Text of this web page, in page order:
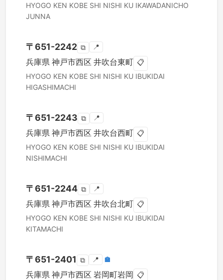
HYOGO KEN KOBE SHI NISHI KU IKAWADANICHO
JUNNA
〒651-2242 ⧉ 📍
兵庫県 神戸市西区 井吹台東町 📋
HYOGO KEN KOBE SHI NISHI KU IBUKIDAI
HIGASHIMACHI
〒651-2243 ⧉ 📍
兵庫県 神戸市西区 井吹台西町 📋
HYOGO KEN KOBE SHI NISHI KU IBUKIDAI
NISHIMACHI
〒651-2244 ⧉ 📍
兵庫県 神戸市西区 井吹台北町 📋
HYOGO KEN KOBE SHI NISHI KU IBUKIDAI
KITAMACHI
〒651-2401 ⧉ 📍 🏣
兵庫県 神戸市西区 岩岡町岩岡 📋